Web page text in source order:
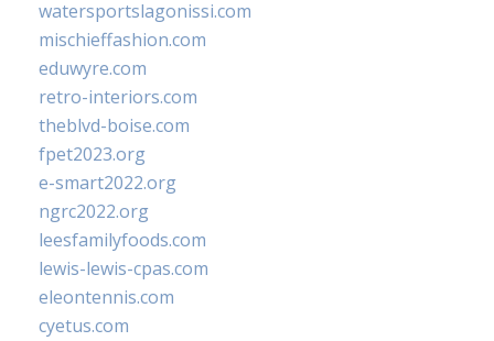
watersportslagonissi.com
mischieffashion.com
eduwyre.com
retro-interiors.com
theblvd-boise.com
fpet2023.org
e-smart2022.org
ngrc2022.org
leesfamilyfoods.com
lewis-lewis-cpas.com
eleontennis.com
cyetus.com